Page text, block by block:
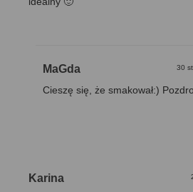
MaGda 30
Cieszę się, że smakował:)
Karina